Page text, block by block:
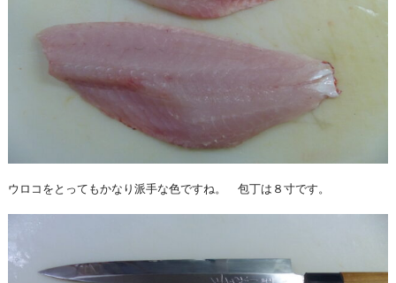
ウロコをとってもかなり派手な色ですね。 包丁は８寸です。